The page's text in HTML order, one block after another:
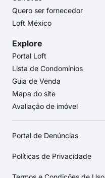
Quero ser fornecedor
Loft México
Explore
Portal Loft
Lista de Condomínios
Guia de Venda
Mapa do site
Avaliação de imóvel
Portal de Denúncias
Políticas de Privacidade